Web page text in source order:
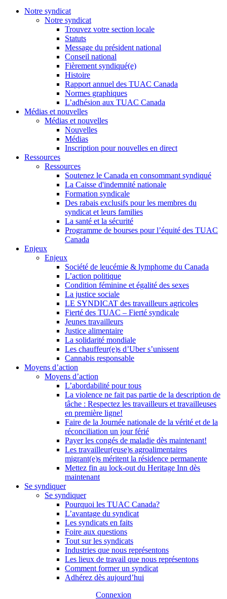
Notre syndicat
Notre syndicat
Trouvez votre section locale
Statuts
Message du président national
Conseil national
Fièrement syndiqué(e)
Histoire
Rapport annuel des TUAC Canada
Normes graphiques
L’adhésion aux TUAC Canada
Médias et nouvelles
Médias et nouvelles
Nouvelles
Médias
Inscription pour nouvelles en direct
Ressources
Ressources
Soutenez le Canada en consommant syndiqué
La Caisse d'indemnité nationale
Formation syndicale
Des rabais exclusifs pour les membres du
syndicat et leurs families
La santé et la sécurité
Programme de bourses pour l’équité des TUAC
Canada
Enjeux
Enjeux
Société de leucémie & lymphome du Canada
L’action politique
Condition féminine et égalité des sexes
La justice sociale
LE SYNDICAT des travailleurs agricoles
Fierté des TUAC – Fierté syndicale
Jeunes travailleurs
Justice alimentaire
La solidarité mondiale
Les chauffeur(e)s d’Uber s’unissent
Cannabis responsable
Moyens d’action
Moyens d’action
L’abordabilité pour tous
La violence ne fait pas partie de la description de
tâche : Respectez les travailleurs et travailleuses
en première ligne!
Faire de la Journée nationale de la vérité et de la
réconciliation un jour férié
Payer les congés de maladie dès maintenant!
Les travailleur(euse)s agroalimentaires
migrant(e)s méritent la résidence permanente
Mettez fin au lock-out du Heritage Inn dès
maintenant
Se syndiquer
Se syndiquer
Pourquoi les TUAC Canada?
L’avantage du syndicat
Les syndicats en faits
Foire aux questions
Tout sur les syndicats
Industries que nous représentons
Les lieux de travail que nous représentons
Comment former un syndicat
Adhérez dès aujourd’hui
Connexion